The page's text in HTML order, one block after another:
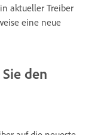
aktueller Treiber
eine neue
den